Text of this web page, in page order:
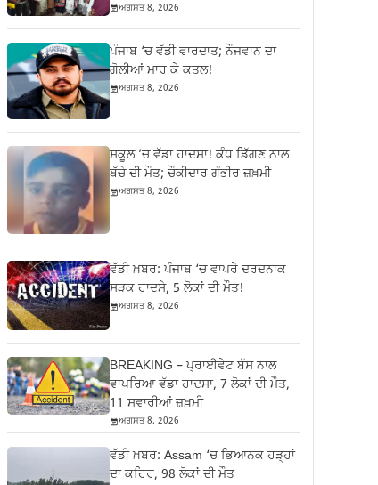
ਅਗਸਤ 8, 2026
ਪੰਜਾਬ ‘ਚ ਵੱਡੀ ਵਾਰਦਾਤ; ਨੌਜਵਾਨ ਦਾ
ਗੋਲੀਆਂ ਮਾਰ ਕੇ ਕਤਲ!
ਅਗਸਤ 8, 2026
ਸਕੂਲ ’ਚ ਵੱਡਾ ਹਾਦਸਾ! ਕੰਧ ਡਿੱਗਣ ਨਾਲ
ਬੱਚੇ ਦੀ ਮੌਤ; ਚੌਕੀਦਾਰ ਗੰਭੀਰ ਜ਼ਖ਼ਮੀ
ਅਗਸਤ 8, 2026
ਵੱਡੀ ਖ਼ਬਰ: ਪੰਜਾਬ ‘ਚ ਵਾਪਰੇ ਦਰਦਨਾਕ
ਸੜਕ ਹਾਦਸੇ, 5 ਲੋਕਾਂ ਦੀ ਮੌਤ!
ਅਗਸਤ 8, 2026
BREAKING – ਪ੍ਰਾਈਵੇਟ ਬੱਸ ਨਾਲ
ਵਾਪਰਿਆ ਵੱਡਾ ਹਾਦਸਾ, 7 ਲੋਕਾਂ ਦੀ ਮੌਤ,
11 ਸਵਾਰੀਆਂ ਜ਼ਖ਼ਮੀ
ਅਗਸਤ 8, 2026
ਵੱਡੀ ਖ਼ਬਰ: Assam ‘ਚ ਭਿਆਨਕ ਹੜ੍ਹਾਂ
ਦਾ ਕਹਿਰ, 98 ਲੋਕਾਂ ਦੀ ਮੌਤ